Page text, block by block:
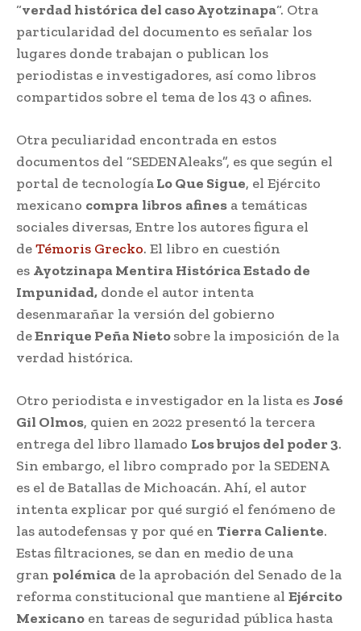
“verdad histórica del caso Ayotzinapa“. Otra
particularidad del documento es señalar los
lugares donde trabajan o publican los
periodistas e investigadores, así como libros
compartidos sobre el tema de los 43 o afines.
Otra peculiaridad encontrada en estos
documentos del “SEDENAleaks”, es que según el
portal de tecnologíaLo Que Sigue, el Ejército
mexicano compra libros afines a temáticas
sociales diversas, Entre los autores figura el
deTémoris Grecko. El libro en cuestión
es Ayotzinapa Mentira Histórica Estado de
Impunidad, donde el autor intenta
desenmarañar la versión del gobierno
deEnrique Peña Nietosobre la imposición de la
verdad histórica.
Otro periodista e investigador en la lista esJosé
Gil Olmos, quien en 2022 presentó la tercera
entrega del libro llamado Los brujos del poder 3.
Sin embargo, el libro comprado por la SEDENA
es el de Batallas de Michoacán. Ahí, el autor
intenta explicar por qué surgió el fenómeno de
las autodefensas y por qué en Tierra Caliente.
Estas filtraciones, se dan en medio de una
gran polémica de la aprobación del Senado de la
reforma constitucional que mantiene al Ejército
Mexicano en tareas de seguridad pública hasta